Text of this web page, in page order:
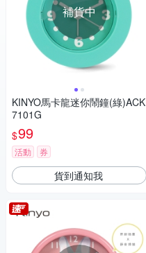
補貨中
KINYO馬卡龍迷你鬧鐘(綠)ACK
7101G
$99
活動 券
貨到通知我